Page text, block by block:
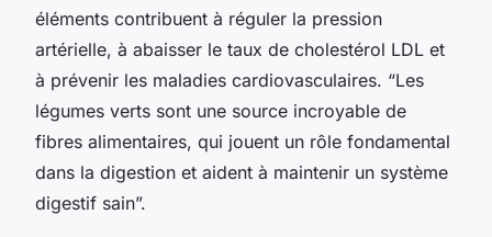
éléments contribuent à réguler la pression
artérielle, à abaisser le taux de cholestérol LDL et
à prévenir les maladies cardiovasculaires. “Les
légumes verts sont une source incroyable de
fibres alimentaires, qui jouent un rôle fondamental
dans la digestion et aident à maintenir un système
digestif sain”.